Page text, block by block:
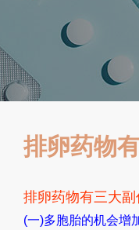
排卵药物
排卵药物有三大副
(一)多胞胎的机会增